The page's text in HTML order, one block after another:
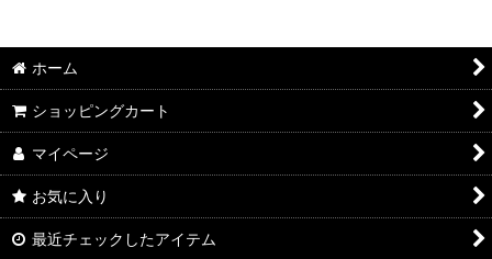
絞り込む
ホーム
ショッピングカート
マイページ
お気に入り
最近チェックしたアイテム